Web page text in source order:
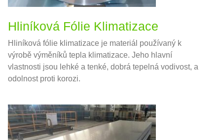
Hliníková Fólie Klimatizace
Hliníková fólie klimatizace je materiál používaný k
výrobě výměníků tepla klimatizace. Jeho hlavní
vlastnosti jsou lehké a tenké, dobrá tepelná vodivost, a
odolnost proti korozi.